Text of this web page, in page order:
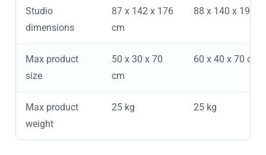
Studio
dimensions
87 x 142 x 176
cm
88 x 140 x 197
Max product
size
50 x 30 x 70
cm
60 x 40 x 70 cm
Max product
weight
25 kg 25 kg